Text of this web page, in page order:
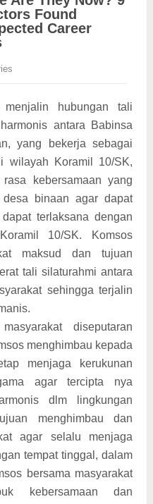
hubungan tali
antara Babinsa
yang bekerja sebagai
wilayah Koramil 10/SK,
kebersamaan yang
binaan agar dapat
terlaksana dengan
10/SK. Komsos
maksud dan tujuan
tali silaturahmi antara
sehingga terjalin
diseputaran
menghimbau kepada
menjaga kerukunan
agar tercipta nya
dlm lingkungan
menghimbau dan
agar selalu menjaga
tempat tinggal, dalam
bersama masyarakat
kebersamaan dan